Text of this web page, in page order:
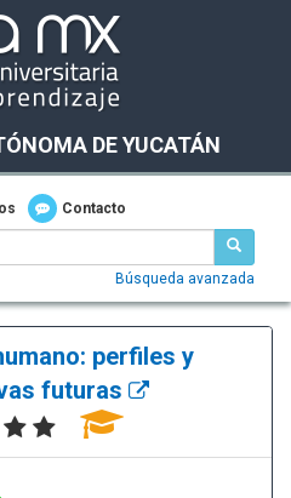
DE YUCATÁN
Contacto
Búsqueda avanzada
perfiles y
futuras